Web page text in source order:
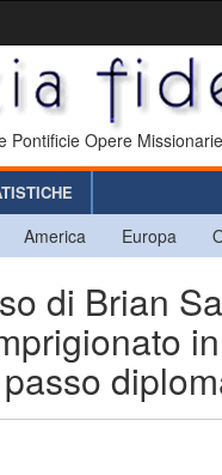
Pontificie Opere
America Europa
di Brian